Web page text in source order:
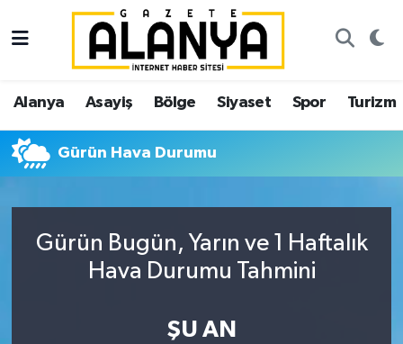
Alanya Asayiş Bölge Siyaset Spor Turizm
Gürün Hava Durumu
Gürün Bugün, Yarın ve 1 Haftalık
Hava Durumu Tahmini
ŞU AN
Alanya
Asayiş
Bölge
Siyaset
Spor
İstanbul Nöbetçi Eczaneler
İstanbul Hava Durumu
İstanbul Trafik Yoğunluk Haritası
Süper Lig Puan Durumu ve Fikstür
Tüm Manşetler